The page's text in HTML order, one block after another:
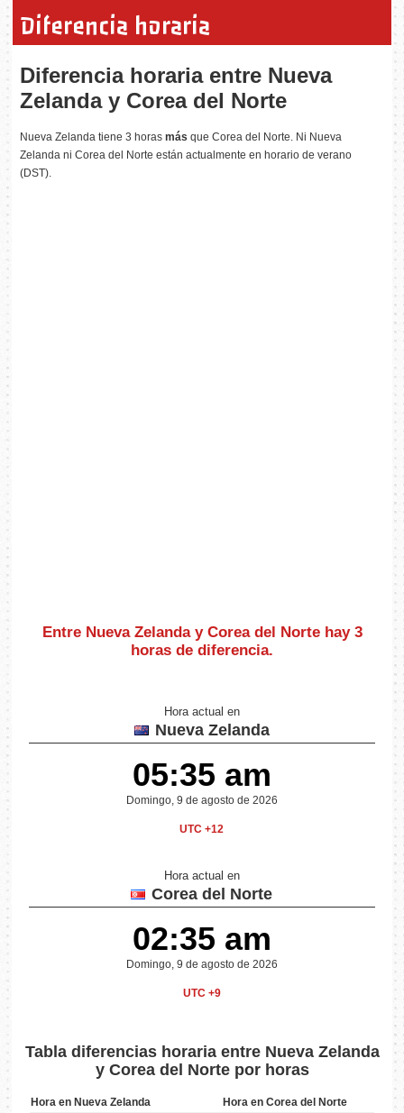
Diferencia horaria
Diferencia horaria entre Nueva
Zelanda y Corea del Norte
Nueva Zelanda tiene 3 horasmás que Corea del Norte. Ni Nueva
Zelanda ni Corea del Norte están actualmente en horario de verano
(DST).
Entre Nueva Zelanda y Corea del Norte hay 3
horas de diferencia.
Hora actual en
Nueva Zelanda
05:35 am
Domingo, 9 de agosto de 2026
UTC +12
Hora actual en
Corea del Norte
02:35 am
Domingo, 9 de agosto de 2026
UTC +9
Tabla diferencias horaria entre Nueva Zelanda
y Corea del Norte por horas
Hora en Nueva Zelanda Hora en Corea del Norte